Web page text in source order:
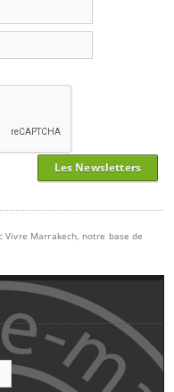
Les Newsletters
Marrakech, notre base de